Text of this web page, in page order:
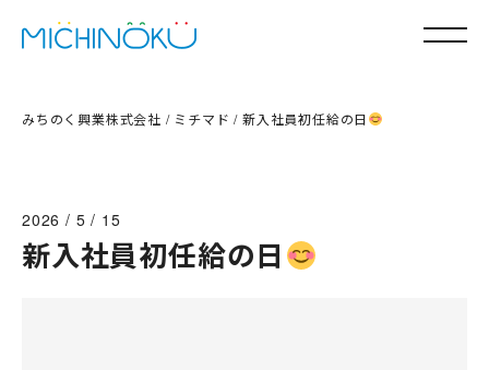
会社情報
みちのく興業株式会社 / ミチマド /新入社員初任給の日
2026 / 5 / 15
新入社員初任給の日